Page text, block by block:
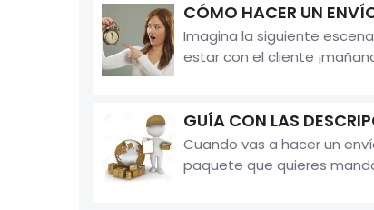
CÓMO HACER UN
Imagina la siguiente
estar con el cliente
GUÍA CON LAS
Cuando vas a hacer un
paquete que quieres